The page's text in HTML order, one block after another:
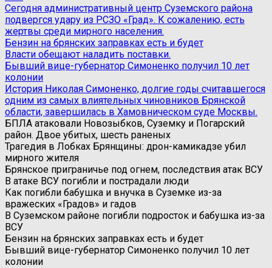
Сегодня административный центр Суземского района
подвергся удару из РСЗО «Град». К сожалению, есть
жертвы среди мирного населения.
Бензин на брянских заправках есть и будет
Власти обещают наладить поставки.
Бывший вице-губернатор Симоненко получил 10 лет
колонии
История Николая Симоненко, долгие годы считавшегося
одним из самых влиятельных чиновников Брянской
области, завершилась в Хамовническом суде Москвы.
БПЛА атаковали Новозыбков, Суземку и Погарский
район. Двое убитых, шесть раненых
Трагедия в Лобках Брянщины: дрон-камикадзе убил
мирного жителя
Брянское приграничье под огнем, последствия атак ВСУ
В атаке ВСУ погибли и пострадали люди
Как погибли бабушка и внучка в Суземке из-за
вражеских «Градов» и гадов
В Суземском районе погибли подросток и бабушка из-за
ВСУ
Бензин на брянских заправках есть и будет
Бывший вице-губернатор Симоненко получил 10 лет
колонии